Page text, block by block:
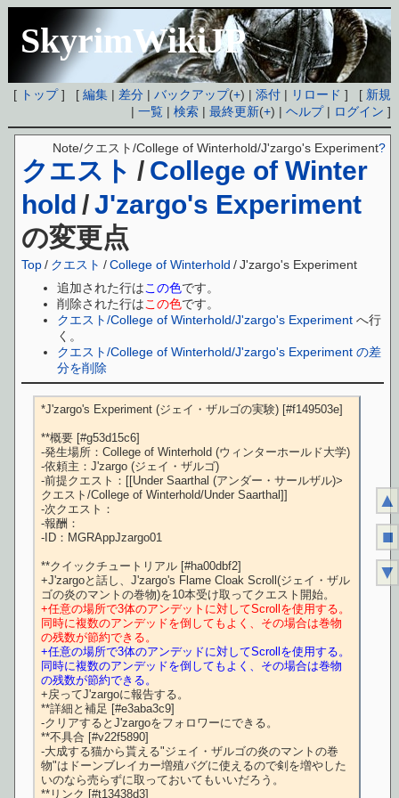
SkyrimWikiJP
[ トップ] [編集 | 差分 |バックアップ(+) |添付 | リロード ] [ 新規
|一覧 |検索 |最終更新(+) |ヘルプ| ログイン ]
クエスト / College of Winter
hold /J'zargo's Experiment
の変更点
Note/クエスト/College of Winterhold/J'zargo's Experiment?
Top / クエスト /College of Winterhold / J'zargo's Experiment
追加された行はこの色です。
削除された行はこの色です。
クエスト/College of Winterhold/J'zargo's Experiment へ行
く。
クエスト/College of Winterhold/J'zargo's Experiment の差
分を削除
*J'zargo's Experiment (ジェイ・ザルゴの実験) [#f149503e]
**概要 [#g53d15c6]
-発生場所：College of Winterhold (ウィンターホールド大学)
-依頼主：J'zargo (ジェイ・ザルゴ)
-前提クエスト：[[Under Saarthal (アンダー・サールザル)>
クエスト/College of Winterhold/Under Saarthal]]
-次クエスト：
-報酬：
-ID：MGRAppJzargo01
**クイックチュートリアル [#ha00dbf2]
+J'zargoと話し、J'zargo's Flame Cloak Scroll(ジェイ・ザル
+任意の場所で3体のアンデットに対してScrollを使用する。
同時に複数のアンデッドを倒してもよく、その場合は巻物
の残数が節約できる。
+任意の場所で3体のアンデッドに対してScrollを使用する。
同時に複数のアンデッドを倒してもよく、その場合は巻物
の残数が節約できる。
+戻ってJ'zargoに報告する。
**詳細と補足 [#e3aba3c9]
-クリアするとJ'zargoをフォロワーにできる。
**不具合 [#v22f5890]
-大成する猫から貰える"ジェイ・ザルゴの炎のマントの巻
物"はドーンブレイカー増殖バグに使えるので剣を増やした
いのなら売らずに取っておいてもいいだろう。
**リンク [#t13438d3]
▲
■
▼